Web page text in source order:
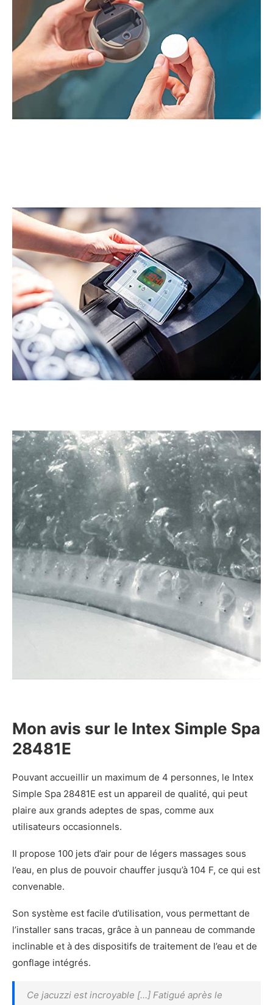
Mon avis sur le Intex Simple Spa
28481E
Pouvant accueillir un maximum de 4 personnes, le Intex
Simple Spa 28481E est un appareil de qualité, qui peut
plaire aux grands adeptes de spas, comme aux
utilisateurs occasionnels.
Il propose 100 jets d’air pour de légers massages sous
l’eau, en plus de pouvoir chauffer jusqu’à 104 F, ce qui est
convenable.
Son système est facile d’utilisation, vous permettant de
l’installer sans tracas, grâce à un panneau de commande
inclinable et à des dispositifs de traitement de l’eau et de
gonflage intégrés.
Ce jacuzzi est incroyable […] Fatigué après le